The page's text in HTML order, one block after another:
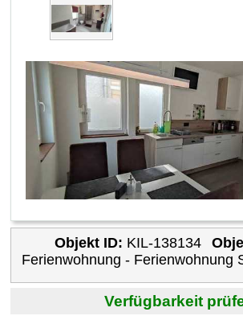
Objekt ID: KIL-138134
Ferienwohnung - Ferienwohnung
Verfügbarkeit